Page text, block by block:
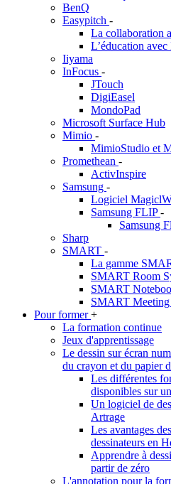
BenQ
Easypitch -
La collaboration
L’éducation
Iiyama
InFocus -
JTouch
DigiEasel
MondoPad
Microsoft Surface Hub
Mimio -
MimioStudio et
Promethean -
ActivInspire
Samsung -
Logiciel
Samsung FLIP-
Samsung
Sharp
SMART -
La gamme
SMART Room
SMART
SMART Meeting
Pour former+
La formation continue
Jeux d'apprentissage
Le dessin sur écran
du crayon et du papier
Les différentes
disponibles sur
Un logiciel de
Artrage
Les avantages
dessinateurs en
Apprendre à
partir de zéro
L'annotation pour la